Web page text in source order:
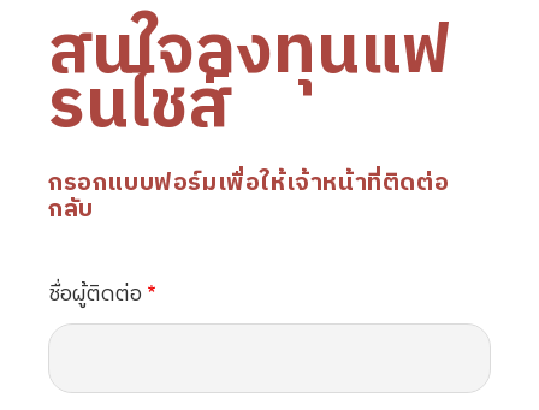
สนใจลงทุนแฟ
รนไชส์
กรอกแบบฟอร์มเพื่อให้เจ้าหน้าที่ติดต่อ
กลับ
ชื่อผู้ติดต่อ